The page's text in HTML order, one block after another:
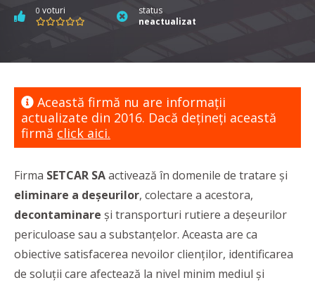
0 voturi
status
neactualizat
Această firmă nu are informaţii
actualizate din 2016. Dacă dețineți această
firmă click aici.
Firma SETCAR SAactivează în domenile de tratare și
eliminare a deșeurilor, colectare a acestora,
decontaminare și transporturi rutiere a deșeurilor
periculoase sau a substanțelor. Aceasta are ca
obiective satisfacerea nevoilor clienților, identificarea
de soluții care afectează la nivel minim mediul și